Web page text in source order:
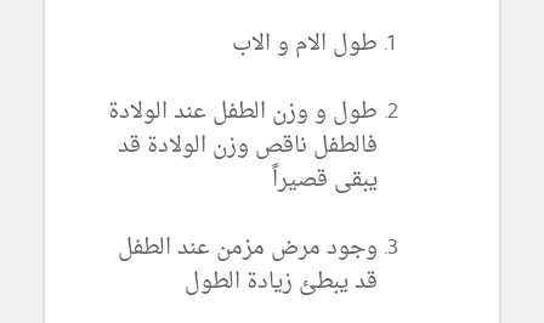
طول الام و الاب
طول و وزن الطفل عند الولادة
فالطفل ناقص وزن الولادة قد
يبقى قصيراً
وجود مرض مزمن عند الطفل
قد يبطئ زيادة الطول